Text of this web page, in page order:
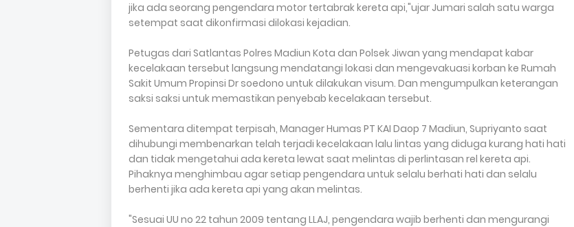
jika ada seorang pengendara motor tertabrak kereta api,"ujar Jumari salah satu warga
setempat saat dikonfirmasi dilokasi kejadian.
Petugas dari Satlantas Polres Madiun Kota dan Polsek Jiwan yang mendapat kabar
kecelakaan tersebut langsung mendatangi lokasi dan mengevakuasi korban ke Rumah
Sakit Umum Propinsi Dr soedono untuk dilakukan visum. Dan mengumpulkan keterangan
saksi saksi untuk memastikan penyebab kecelakaan tersebut.
Sementara ditempat terpisah, Manager Humas PT KAI Daop 7 Madiun, Supriyanto saat
dihubungi membenarkan telah terjadi kecelakaan lalu lintas yang diduga kurang hati hati
dan tidak mengetahui ada kereta lewat saat melintas di perlintasan rel kereta api.
Pihaknya menghimbau agar setiap pengendara untuk selalu berhati hati dan selalu
berhenti jika ada kereta api yang akan melintas.
"Sesuai UU no 22 tahun 2009 tentang LLAJ, pengendara wajib berhenti dan mengurangi